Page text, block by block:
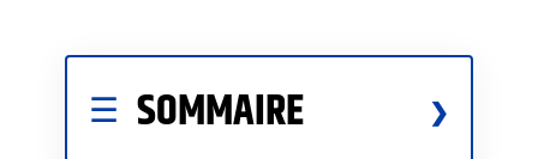
SOMMAIRE